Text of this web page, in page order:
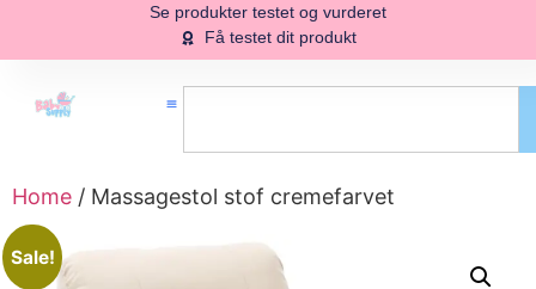
Se produkter testet og vurderet
Få testet dit produkt
Home / Massagestol stof cremefarvet
Sale!